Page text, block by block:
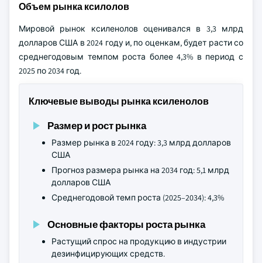
Объем рынка ксилолов
Мировой рынок ксиленолов оценивался в 3,3 млрд
долларов США в 2024 году и, по оценкам, будет расти со
среднегодовым темпом роста более 4,3% в период с
2025 по 2034 год.
Ключевые выводы рынка ксиленолов
Размер и рост рынка
Размер рынка в 2024 году: 3,3 млрд долларов
США
Прогноз размера рынка на 2034 год: 5,1 млрд
долларов США
Среднегодовой темп роста (2025–2034): 4,3%
Основные факторы роста рынка
Растущий спрос на продукцию в индустрии
дезинфицирующих средств.